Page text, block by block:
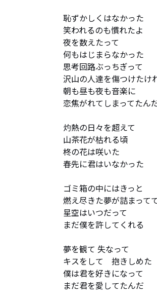
恥ずかしくはなかった
笑われるのも慣れたよ
夜を数えたって
何もはじまらなかった
思考回路ぶっちぎって
沢山の人達を傷つけたけ
朝も昼も夜も音楽に
恋焦がれてしまってたん
灼熱の日々を超えて
山茶花が枯れる頃
柊の花は咲いた
春先に君はいなかった
ゴミ箱の中にはきっと
燃え尽きた夢が詰まって
星空はいつだって
まだ僕を許してくれる
夢を観て 失なって
キスをして　抱きしめた
僕は君を好きになって
まだ君を愛してたんだ